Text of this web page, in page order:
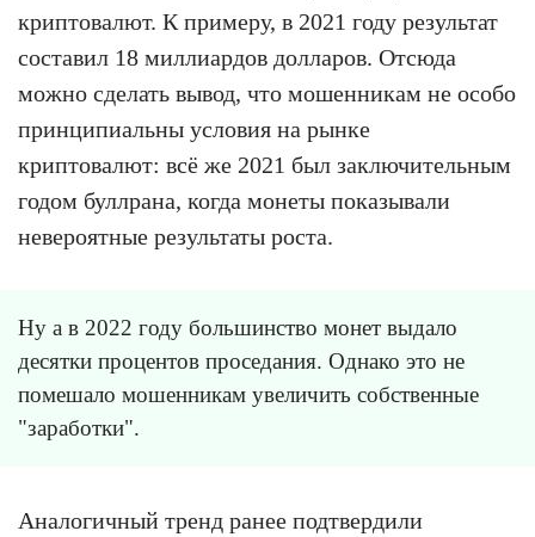
криптовалют. К примеру, в 2021 году результат
составил 18 миллиардов долларов. Отсюда
можно сделать вывод, что мошенникам не особо
принципиальны условия на рынке
криптовалют: всё же 2021 был заключительным
годом буллрана, когда монеты показывали
невероятные результаты роста.
Ну а в 2022 году большинство монет выдало
десятки процентов проседания. Однако это не
помешало мошенникам увеличить собственные
"заработки".
Аналогичный тренд ранее подтвердили